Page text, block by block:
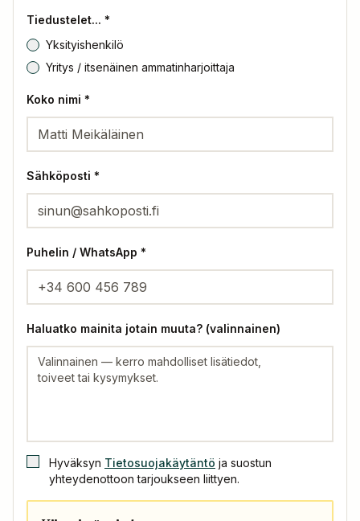
Tiedustelet... *
Yksityishenkilö
Yritys / itsenäinen ammatinharjoittaja
Koko nimi *
Sähköposti *
Puhelin / WhatsApp *
Haluatko mainita jotain muuta? (valinnainen)
Hyväksyn Tietosuojakäytäntö ja suostun
yhteydenottoon tarjoukseen liittyen.